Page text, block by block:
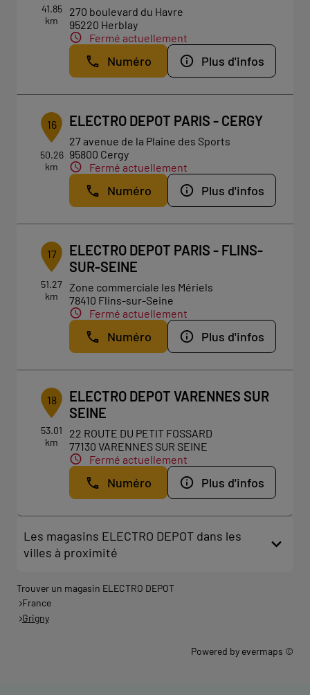
41.85
km
270 boulevard du Havre
95220 Herblay
Fermé actuellement
Numéro Plus d'infos
16
50.26
km
ELECTRO DEPOT PARIS - CERGY
27 avenue de la Plaine des Sports
95800 Cergy
Fermé actuellement
Numéro Plus d'infos
17
51.27
km
ELECTRO DEPOT PARIS - FLINS-
SUR-SEINE
Zone commerciale les Mériels
78410 Flins-sur-Seine
Fermé actuellement
Numéro Plus d'infos
18
53.01
km
ELECTRO DEPOT VARENNES SUR
SEINE
22 ROUTE DU PETIT FOSSARD
77130 VARENNES SUR SEINE
Fermé actuellement
Numéro Plus d'infos
Les magasins ELECTRO DEPOT dans les
villes à proximité
Trouver un magasin ELECTRO DEPOT
France
Grigny
Powered by evermaps ©